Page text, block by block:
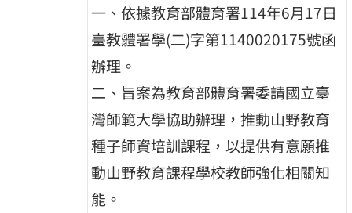
一、依據教育部體育署114年6月17日
臺教體署學(二)字第1140020175號函
辦理。
二、旨案為教育部體育署委請國立臺
灣師範大學協助辦理，推動山野教育
種子師資培訓課程，以提供有意願推
動山野教育課程學校教師強化相關知
能。